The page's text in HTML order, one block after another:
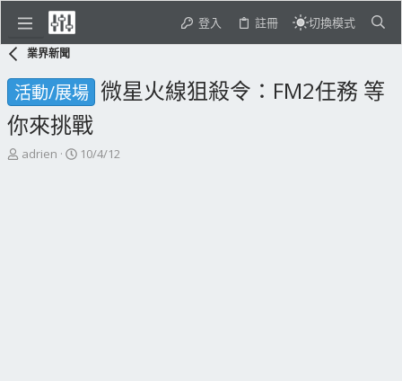
登入 註冊 切換模式
業界新聞
活動/展場 微星火線狙殺令：FM2任務 等
你來挑戰
主
adrien
開
10/4/12